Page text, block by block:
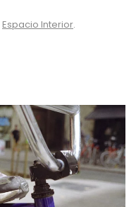
Espacio Interior.